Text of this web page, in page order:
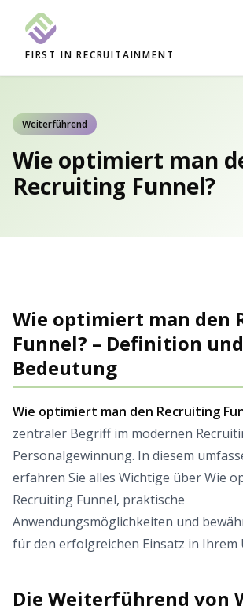
FIRST IN RECRUITAINMENT
Weiterführend
Wie optimiert man
Recruiting Funnel?
Wie optimiert man den
Funnel? – Definition und
Bedeutung
Wie optimiert man den Recruiting
zentraler Begriff im modernen
Personalgewinnung. In diesem
erfahren Sie alles Wichtige über Wie
Recruiting Funnel, praktische
Anwendungsmöglichkeiten und
für den erfolgreichen Einsatz in Ihrem
Die Weiterführend von